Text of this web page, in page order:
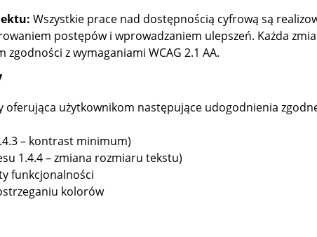
Wszystkie prace nad dostępnością cyfrową są
postępów i wprowadzaniem ulepszeń. Każda
z wymaganiami WCAG 2.1 AA.
użytkownikom następujące udogodnienia
– kontrast minimum)
1.4.4 – zmiana rozmiaru tekstu)
funkcjonalności
kolorów